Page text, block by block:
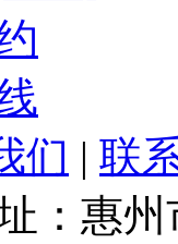
们 | 联
：惠